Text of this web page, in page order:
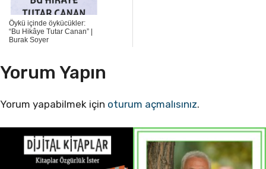
Öykü içinde öykücükler:
“Bu Hikâye Tutar Canan” |
Burak Soyer
Yorum Yapın
Yorum yapabilmek için oturum açmalısınız.